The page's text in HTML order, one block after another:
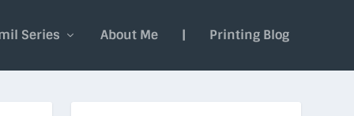
Series About Me | Printing Blog